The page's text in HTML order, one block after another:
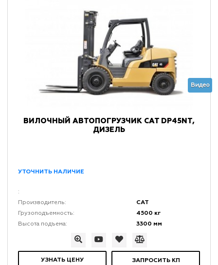
Видео
ВИЛОЧНЫЙ АВТОПОГРУЗЧИК CAT DP45NT,
ДИЗЕЛЬ
УТОЧНИТЬ НАЛИЧИЕ
:
Производитель:
CAT
Грузоподъемность: 4500 кг
Высота подъема: 3300 мм
УЗНАТЬ ЦЕНУ ЗАПРОСИТЬ КП